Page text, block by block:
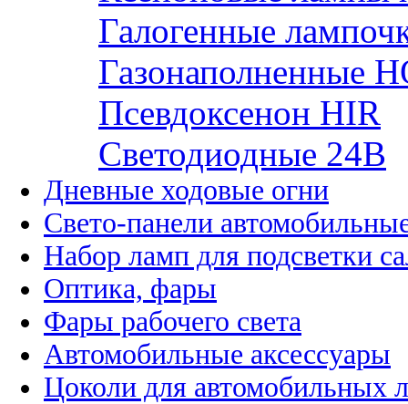
Галогенные
Газонаполненные
Псевдоксенон HIR
Cветодиодные 24B
Дневные ходовые огни
Свето-панели
Набор ламп для подсветки
Оптика, фары
Фары рабочего света
Автомобильные аксессуары
Цоколи для автомобильных